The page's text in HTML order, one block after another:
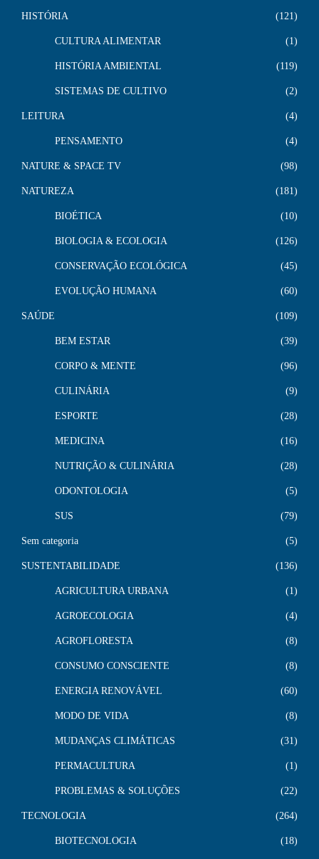
HISTÓRIA 121
CULTURA ALIMENTAR 1
HISTÓRIA AMBIENTAL 119
SISTEMAS DE CULTIVO 2
LEITURA 4
PENSAMENTO 4
NATURE & SPACE TV 98
NATUREZA 181
BIOÉTICA 10
BIOLOGIA & ECOLOGIA 126
CONSERVAÇÃO ECOLÓGICA 45
EVOLUÇÃO HUMANA 60
SAÚDE 109
BEM ESTAR 39
CORPO & MENTE 96
CULINÁRIA 9
ESPORTE 28
MEDICINA 16
NUTRIÇÃO & CULINÁRIA 28
ODONTOLOGIA 5
SUS 79
Sem categoria 5
SUSTENTABILIDADE 136
AGRICULTURA URBANA 1
AGROECOLOGIA 4
AGROFLORESTA 8
CONSUMO CONSCIENTE 8
ENERGIA RENOVÁVEL 60
MODO DE VIDA 8
MUDANÇAS CLIMÁTICAS 31
PERMACULTURA 1
PROBLEMAS & SOLUÇÕES 22
TECNOLOGIA 264
BIOTECNOLOGIA 18